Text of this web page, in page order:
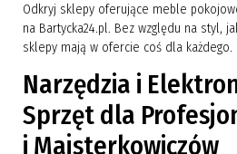
Odkryj sklepy oferujące meble
na Bartycka24.pl. Bez względu na styl,
sklepy mają w ofercie coś dla każdego.
Narzędzia i
Sprzęt dla
i Majsterkowiczów